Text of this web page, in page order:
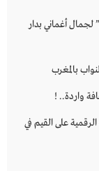
أغماني بدار
بالمغرب
واردة.. !
الرقمية على القيم في